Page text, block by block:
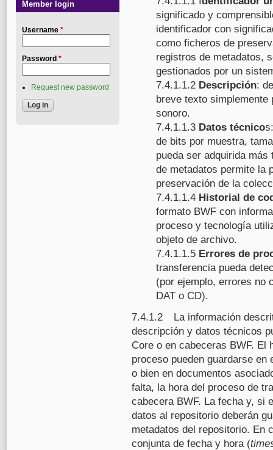
significado y
identificador con
como ficheros de
registros de metadatos,
gestionados por un
7.4.1.1.2 Descripción:
breve texto
sonoro.
7.4.1.1.3 Datos técnico
de bits por muestra,
pueda ser adquirida
de metadatos permite la
preservación de la
7.4.1.1.4 Historial de
formato BWF con
proceso y tecnología
objeto de archivo.
7.4.1.1.5 Errores de
transferencia pueda
(por ejemplo, errores no
DAT o CD).
7.4.1.2 La información
descripción y datos técnicos
Core o en cabeceras BWF.
proceso pueden guardarse en
o bien en documentos
falta, la hora del proceso de
cabecera BWF. La fecha y, si
datos al repositorio deberán
metadatos del repositorio. En
conjunta de fecha y hora (
Member login
Username *
Password *
Request new password